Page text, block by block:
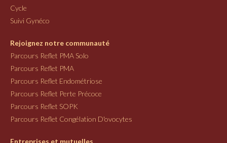
Cycle
Suivi Gynéco
Rejoignez notre communauté
Parcours Reflet PMA Solo
Parcours Reflet PMA
Parcours Reflet Endométriose
Parcours Reflet Perte Précoce
Parcours Reflet SOPK
Parcours Reflet Congélation D'ovocytes
Entreprises et mutuelles